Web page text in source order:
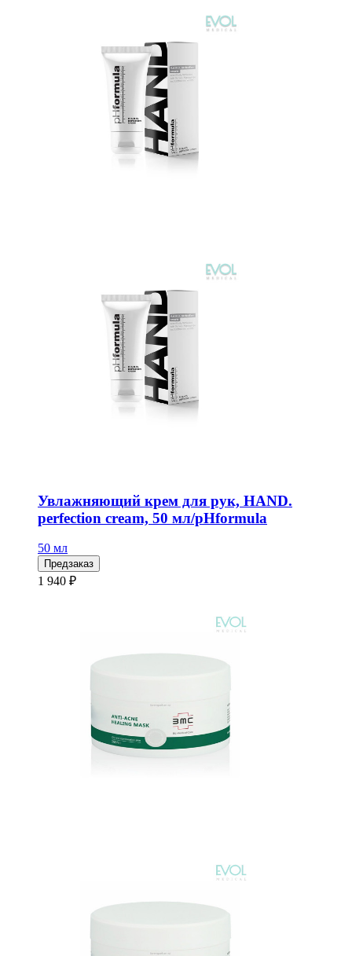
Увлажняющий крем для рук, HAND.
perfection cream, 50 мл/pHformula
50 мл
Предзаказ
1 940 ₽